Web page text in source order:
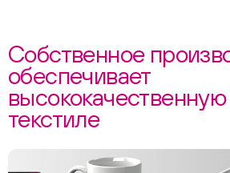
Собственное
обеспечивает
текстиле